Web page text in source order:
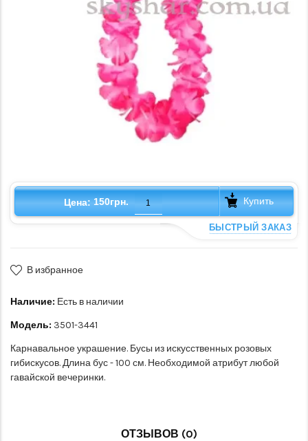
Цена: 150грн. Купить
БЫСТРЫЙ ЗАКАЗ
В избранное
Наличие: Есть в наличии
Модель: 3501-3441
Карнавальное украшение. Бусы из искусственных розовых
гибискусов. Длина бус - 100 см. Необходимой атрибут любой
гавайской вечеринки.
ОТЗЫВОВ (0)